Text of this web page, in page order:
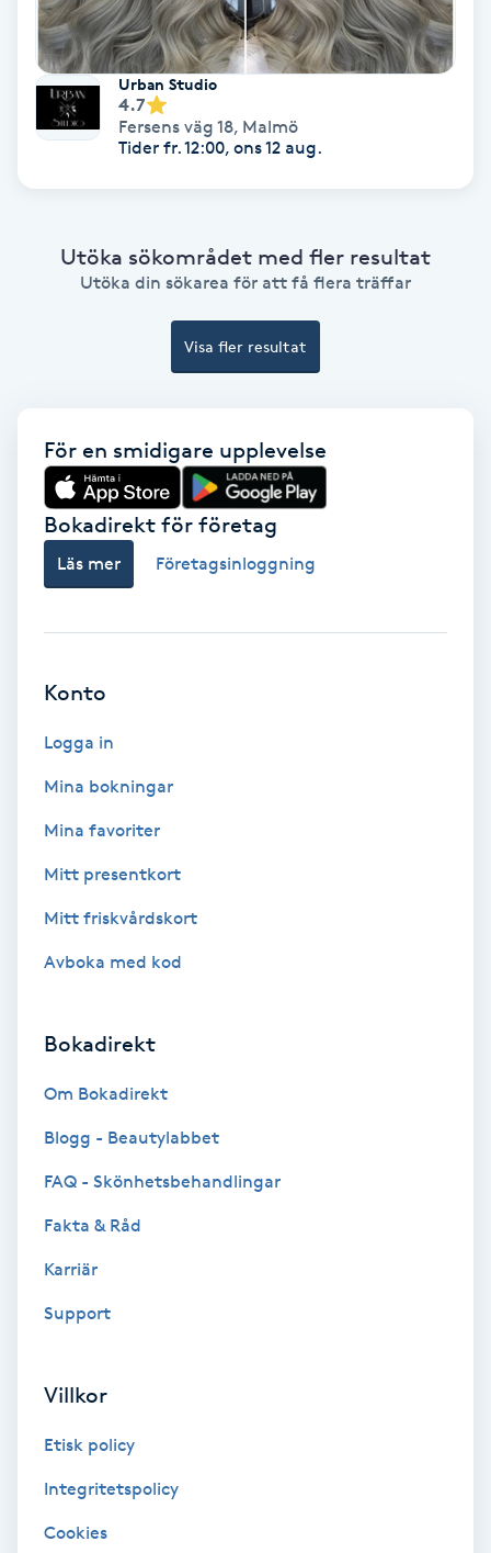
Luggklippning
Lymfmassage
Läpptatuering
Manikyr & Pedikyr
Medicinsk massage
Meditation
Mesoterapi
Microshading
Mixfransar
Nagelförlängning
Nagelförlängning gelé
Nagelförlängning silke
Nagelsvamp
Urban Studio
4.7
Fersens väg 18, Malmö
Tider fr. 12:00, ons 12 aug.
Utöka sökområdet med fler resultat
Utöka din sökarea för att få flera träffar
Visa fler resultat
För en smidigare upplevelse
Bokadirekt för företag
Läs mer Företagsinloggning
Konto
Logga in
Mina bokningar
Mina favoriter
Mitt presentkort
Mitt friskvårdskort
Avboka med kod
Bokadirekt
Om Bokadirekt
Blogg - Beautylabbet
FAQ - Skönhetsbehandlingar
Fakta & Råd
Karriär
Support
Villkor
Etisk policy
Integritetspolicy
Cookies